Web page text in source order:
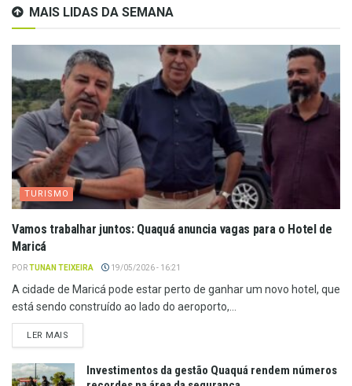
MAIS LIDAS DA SEMANA
TURISMO
Vamos trabalhar juntos: Quaquá anuncia vagas para o Hotel de
Maricá
PORTUNAN TEIXEIRA 19/05/2026 - 16:21
A cidade de Maricá pode estar perto de ganhar um novo hotel, que
está sendo construído ao lado do aeroporto,...
LER MAIS
Investimentos da gestão Quaquá rendem números